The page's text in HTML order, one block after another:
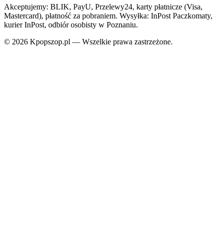
Akceptujemy: BLIK, PayU, Przelewy24, karty płatnicze (Visa,
Mastercard), płatność za pobraniem. Wysyłka: InPost Paczkomaty,
kurier InPost, odbiór osobisty w Poznaniu.
© 2026 Kpopszop.pl — Wszelkie prawa zastrzeżone.